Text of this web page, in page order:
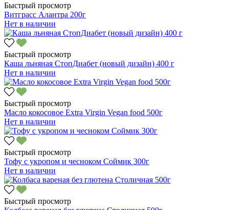
Быстрый просмотр
Витграсс Алантра 200г
Нет в наличии
Быстрый просмотр
Каша льняная СтопДиабет (новый дизайн) 400 г
Нет в наличии
Быстрый просмотр
Масло кокосовое Extra Virgin Vegan food 500г
Нет в наличии
Быстрый просмотр
Тофу с укропом и чесноком Соймик 300г
Нет в наличии
Быстрый просмотр